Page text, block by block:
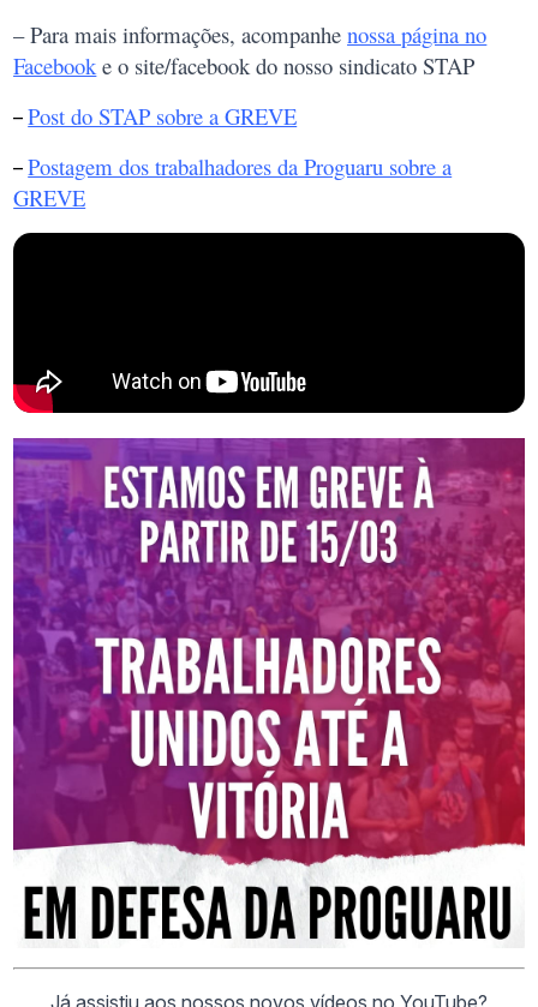
– Para mais informações, acompanhenossa página no
Facebook e o site/facebook do nosso sindicato STAP
–Post do STAP sobre a GREVE
–Postagem dos trabalhadores da Proguaru sobre a
GREVE